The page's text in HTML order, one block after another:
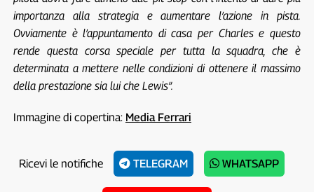
importanza alla strategia e aumentare l’azione in pista.
Ovviamente è l’appuntamento di casa per Charles e questo
rende questa corsa speciale per tutta la squadra, che è
determinata a mettere nelle condizioni di ottenere il massimo
della prestazione sia lui che Lewis”.
Immagine di copertina: Media Ferrari
Ricevi le notifiche TELEGRAM WHATSAPP